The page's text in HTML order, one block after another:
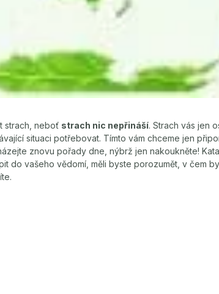
strach, neboť strach nic nepřináší. Strach vás jen
situaci potřebovat. Tímto vám chceme jen
znovu pořady dne, nýbrž jen nakoukněte!
do vašeho vědomí, měli byste porozumět, v čem